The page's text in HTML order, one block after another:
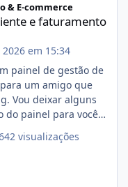
& E-commerce
e faturamento
2026 em 15:34
painel de gestão de
um amigo que
Vou deixar alguns
do painel para vocês
e conta com
visualizações